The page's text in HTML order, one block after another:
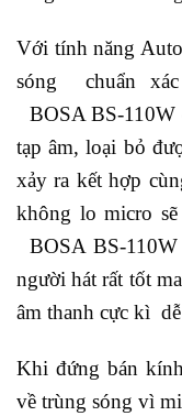
Với tính năng
sóng chuẩn xác
BOSA BS-110W
tạp âm, loại bỏ
xảy ra kết hợp
không lo micro
BOSA BS-110W
người hát rất tốt
âm thanh cực kì
Khi đứng bán
về trùng sóng vì